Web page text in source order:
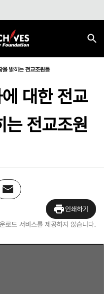
을 밝히는 전교조원들
대한 전교
는 전교조원
인쇄하기
로드 서비스를 제공하지 않습니다.